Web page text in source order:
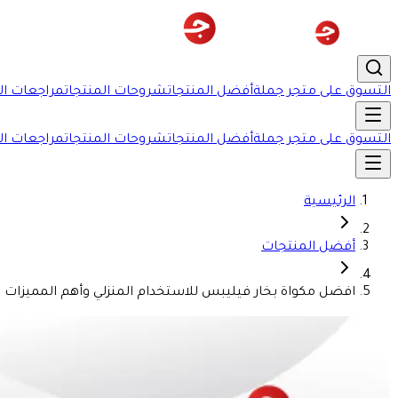
التسوق على متجر جملةأفضل المنتجاتشروحات المنتجاتمراجعات
التسوق على متجر جملةأفضل المنتجاتشروحات المنتجاتمراجعات
الرئيسية
أفضل المنتجات
افضل مكواة بخار فيليبس للاستخدام المنزلي وأهم المميزات